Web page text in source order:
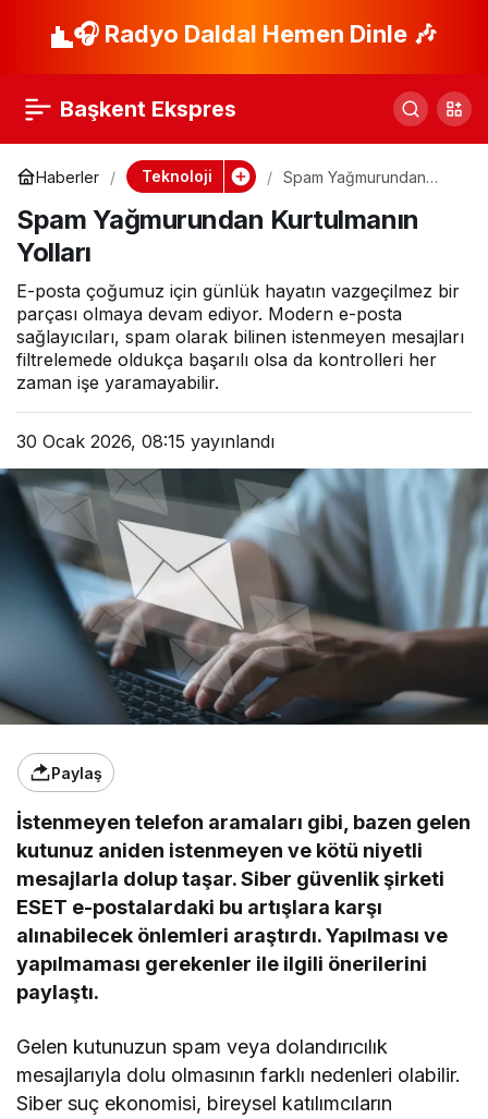
🎧 Radyo Daldal Hemen Dinle 🎶
Başkent Ekspres
Haberler Teknoloji
Spam Yağmurundan
Spam Yağmurundan Kurtulmanın
Yolları
E-posta çoğumuz için günlük hayatın vazgeçilmez bir
parçası olmaya devam ediyor. Modern e-posta
sağlayıcıları, spam olarak bilinen istenmeyen mesajları
filtrelemede oldukça başarılı olsa da kontrolleri her
zaman işe yaramayabilir.
30 Ocak 2026, 08:15 yayınlandı
Paylaş
İstenmeyen telefon aramaları gibi, bazen gelen
kutunuz aniden istenmeyen ve kötü niyetli
mesajlarla dolup taşar. Siber güvenlik şirketi
ESET e-postalardaki bu artışlara karşı
alınabilecek önlemleri araştırdı. Yapılması ve
yapılmaması gerekenler ile ilgili önerilerini
paylaştı.
Gelen kutunuzun spam veya dolandırıcılık
mesajlarıyla dolu olmasının farklı nedenleri olabilir.
Siber suç ekonomisi, bireysel katılımcıların
Anadolu Hackathonu Paylaş